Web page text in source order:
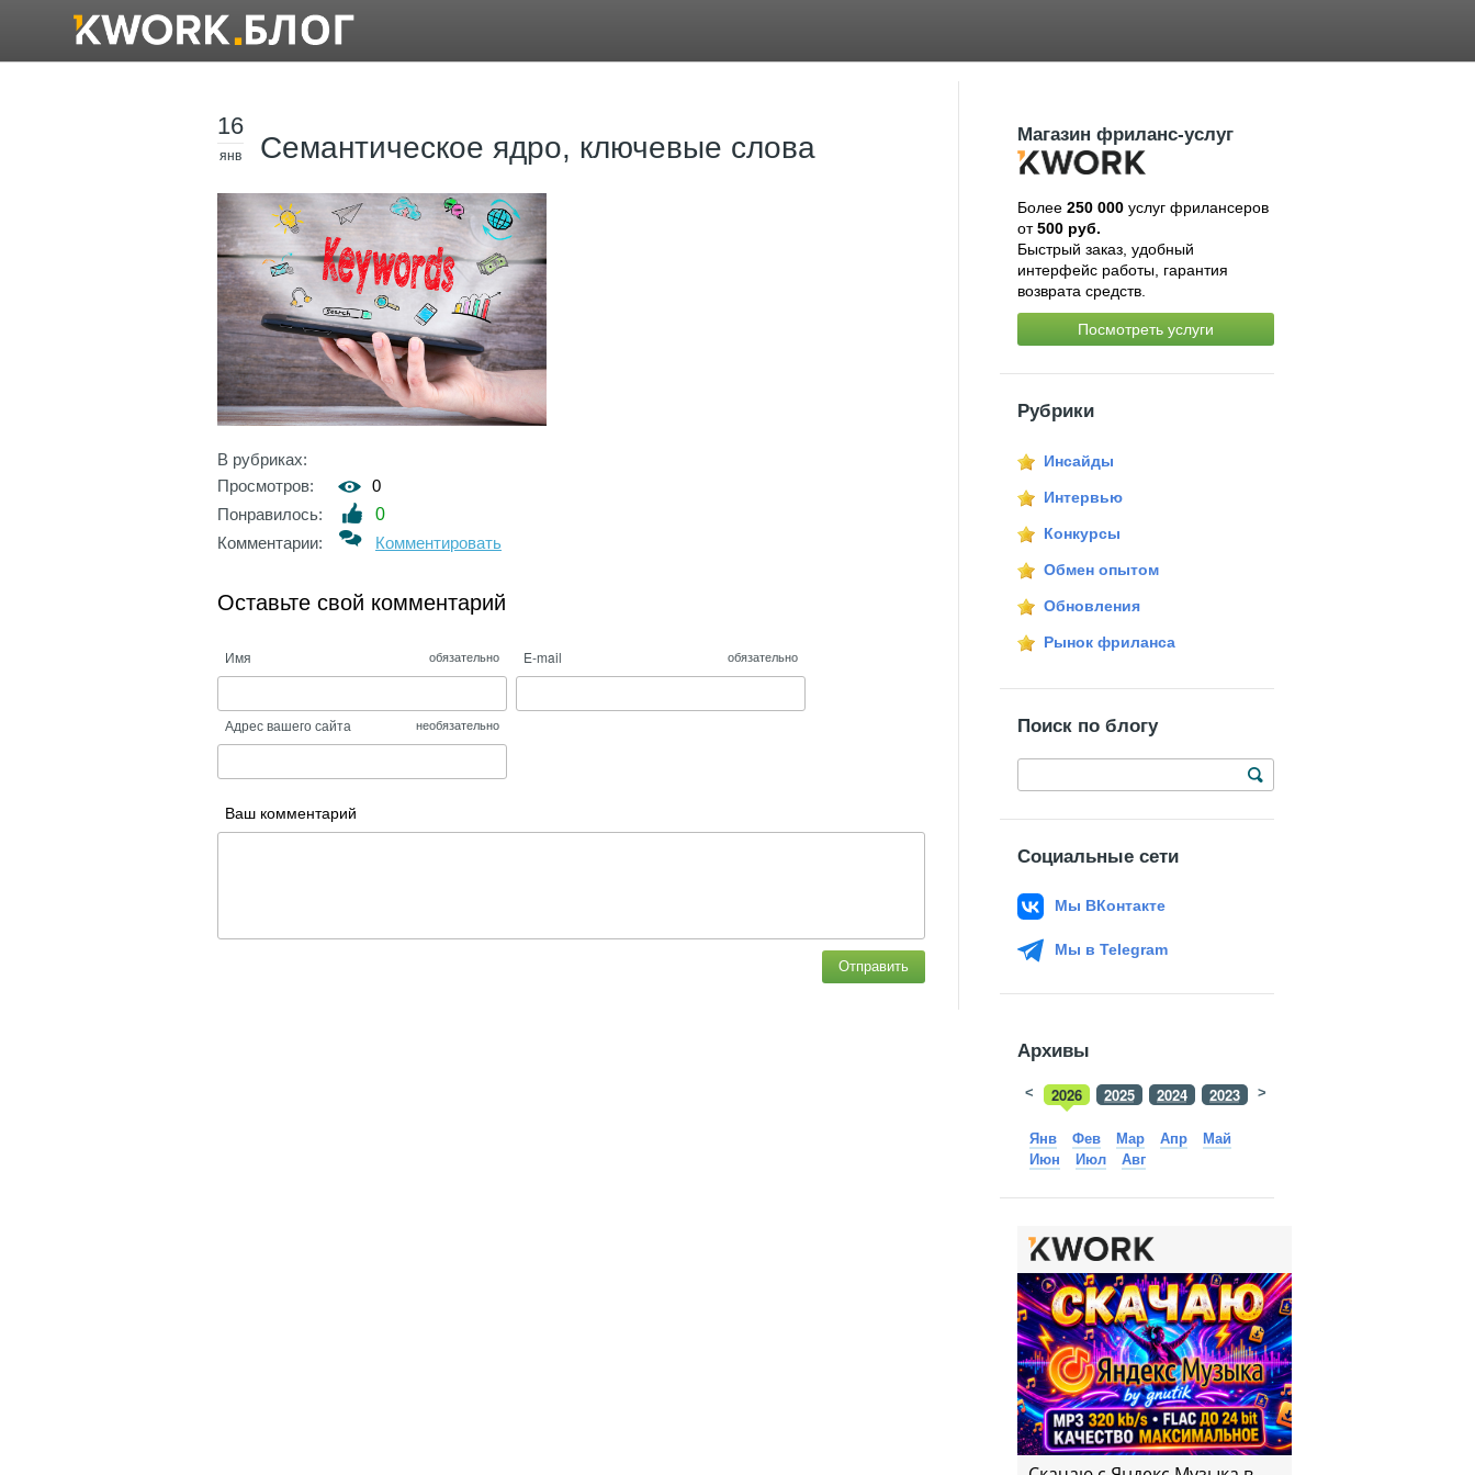
16
янв Семантическое ядро, ключевые слова
В рубриках:
Просмотров:
0
Понравилось:
0
Комментарии:
Комментировать
Оставьте свой комментарий
Имя обязательно E-mail обязательно
Адрес вашего сайта необязательно
Ваш комментарий
Отправить
Магазин фриланс-услуг
Более 250 000услуг фрилансеров
от500 руб.
Быстрый заказ, удобный
интерфейс работы, гарантия
возврата средств.
Посмотреть услуги
Рубрики
Инсайды
Интервью
Конкурсы
Обмен опытом
Обновления
Рынок фриланса
Поиск по блогу
Социальные сети
Мы ВКонтакте
Мы в Telegram
Архивы
2026 2025 2024 2023 2022
< >
Янв Фев Мар Апр
Май
Июн
Июл Авг